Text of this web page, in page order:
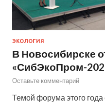
ЭКОЛОГИЯ
В Новосибирске
«СибЭкоПром-
Оставьте комментарий
Темой форума этого